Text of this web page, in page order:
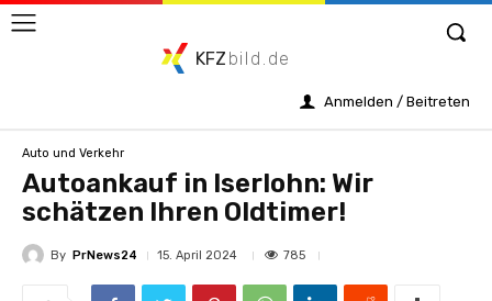
KFZ bild.de
Anmelden / Beitreten
Auto und Verkehr
Autoankauf in Iserlohn: Wir
schätzen Ihren Oldtimer!
By PrNews24 15. April 2024 785